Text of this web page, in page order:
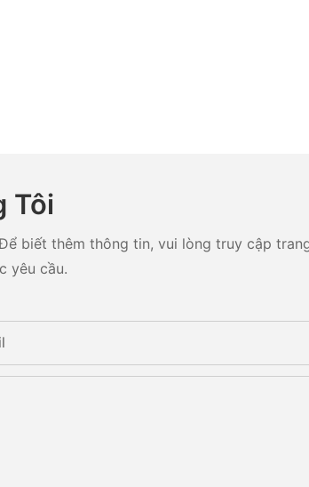
Tôi
biết thêm thông tin, vui lòng truy cập
yêu cầu.